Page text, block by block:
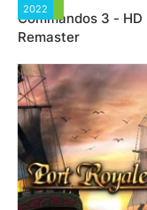
2022
Commandos 3 - HD
Remaster